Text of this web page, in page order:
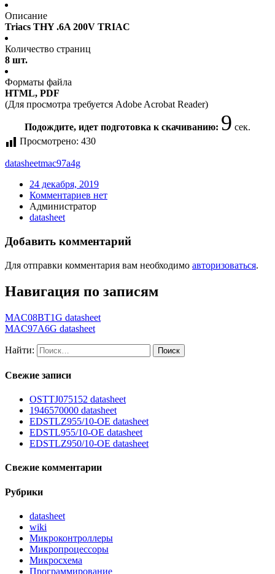
Описание
Triacs THY .6A 200V TRIAC
Количество страниц
8 шт.
Форматы файла
HTML, PDF
(Для просмотра требуется Adobe Acrobat Reader)
Подождите, идет подготовка к скачиванию: 9 сек.
Просмотрено: 430
datasheetmac97a4g
24 декабря, 2019
Комментариев нет
Администратор
datasheet
Добавить комментарий
Для отправки комментария вам необходимо авторизоваться.
Навигация по записям
MAC08BT1G datasheet
MAC97A6G datasheet
Найти:
Свежие записи
OSTTJ075152 datasheet
1946570000 datasheet
EDSTLZ955/10-OE datasheet
EDSTL955/10-OE datasheet
EDSTLZ950/10-OE datasheet
Свежие комментарии
Рубрики
datasheet
wiki
Микроконтроллеры
Микропроцессоры
Микросхема
Программирование